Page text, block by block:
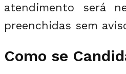
atendimento será
preenchidas sem
Como se